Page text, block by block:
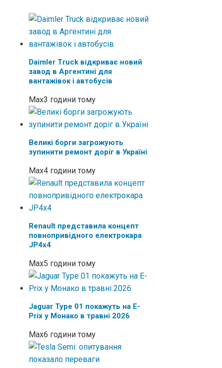
Daimler Truck відкриває новий
завод в Аргентині для
вантажівок і автобусів
Max3 години тому
Великі борги загрожують
зупинити ремонт доріг в Україні
Max4 години тому
Renault представила концепт
повнопривідного електрокара
JP4x4
Max5 години тому
Jaguar Type 01 покажуть на E-
Prix у Монако в травні 2026
Max6 години тому